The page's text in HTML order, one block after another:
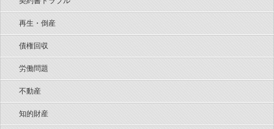
再生・倒産
債権回収
労働問題
不動産
知的財産